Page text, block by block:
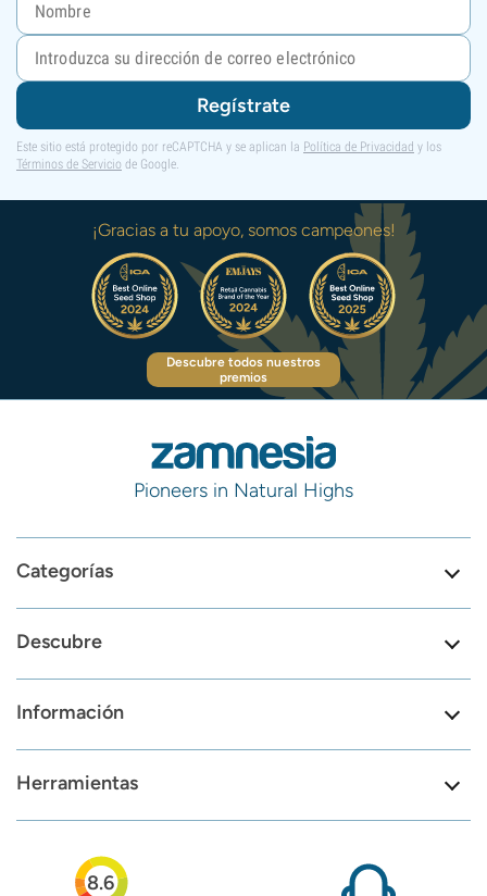
Regístrate
Este sitio está protegido por reCAPTCHA y se aplican la Política de Privacidad y los
Términos de Servicio de Google.
¡Gracias a tu apoyo, somos campeones!
Descubre todos nuestros
premios
Pioneers in Natural Highs
Categorías
Descubre
Información
Herramientas
8.6